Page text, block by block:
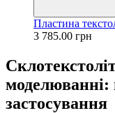
Пластина
3 785.00 грн
моделюванні:
застосування